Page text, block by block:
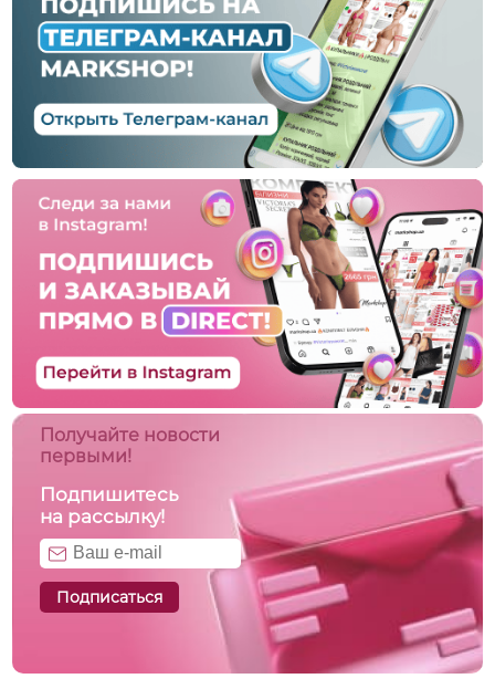
Получайте новости
первыми!
Подпишитесь
на рассылку!
Подписаться